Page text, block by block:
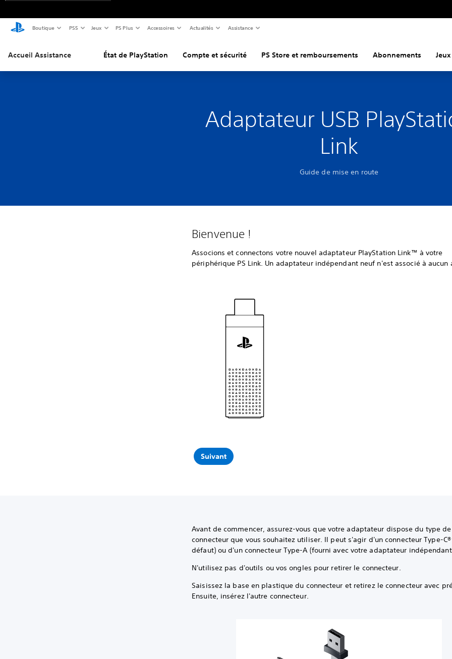
Boutique PS5 Jeux PS Plus Accessoires Actualités Assistance
Accueil Assistance État de PlayStation Compte et sécurité PS Store et remboursements Abonnements Jeux
Adaptateur USB
Link
Guide de mise en route
Bienvenue !
Associons et connectons votre nouvel adaptateur PlayStation Link™ à votre
périphérique PS Link. Un adaptateur indépendant neuf n'est associé à aucun
Suivant
Avant de commencer, assurez-vous que votre adaptateur dispose du type de
connecteur que vous souhaitez utiliser. Il peut s'agir d'un connecteur Type-
défaut) ou d'un connecteur Type-A (fourni avec votre adaptateur
N'utilisez pas d'outils ou vos ongles pour retirer le connecteur.
Saisissez la base en plastique du connecteur et retirez le connecteur avec
Ensuite, insérez l'autre connecteur.